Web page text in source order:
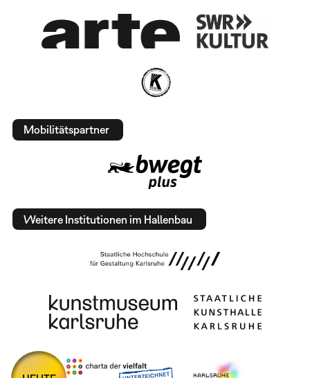
Mobilitätspartner
Weitere Institutionen im Hallenbau